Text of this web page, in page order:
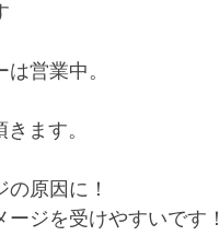
営業中。
ます。
原因に！
ジを受けやすいです！